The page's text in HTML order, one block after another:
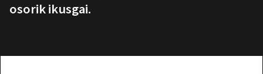
osorik ikusgai.